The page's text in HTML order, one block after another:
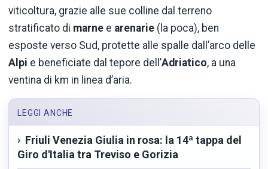
viticoltura, grazie alle sue colline dal terreno
stratificato di marne e arenarie (la poca), ben
esposte verso Sud, protette alle spalle dall’arco delle
Alpi e beneficiate dal tepore dell’Adriatico, a una
ventina di km in linea d’aria.
LEGGI ANCHE
Friuli Venezia Giulia in rosa: la 14ª tappa del
Giro d'Italia tra Treviso e Gorizia